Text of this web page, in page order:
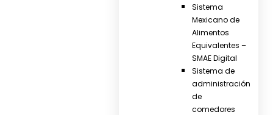
Sistema
Mexicano de
Alimentos
Equivalentes –
SMAE Digital
Sistema de
administración
de
comedores